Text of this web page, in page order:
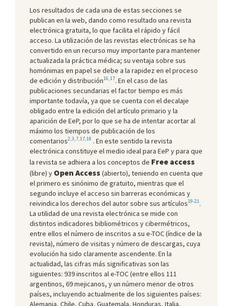
Los resultados de cada una de estas secciones se
publican en la web, dando como resultado una revista
electrónica gratuita, lo que facilita el rápido y fácil
acceso. La utilización de las revistas electrónicas se ha
convertido en un recurso muy importante para mantener
actualizada la práctica médica; su ventaja sobre sus
homónimas en papel se debe a la rapidez en el proceso
de edición y distribución16,17. En el caso de las
publicaciones secundarias el factor tiempo es más
importante todavía, ya que se cuenta con el decalaje
obligado entre la edición del artículo primario y la
aparición de EeP, por lo que se ha de intentar acortar al
máximo los tiempos de publicación de los
comentarios2,3,7,17,18 . En este sentido la revista
electrónica constituye el medio ideal para EeP y para que
la revista se adhiera a los conceptos de Free access
(libre) y Open Access (abierto), teniendo en cuenta que
el primero es sinónimo de gratuito, mientras que el
segundo incluye el acceso sin barreras económicas y
reivindica los derechos del autor sobre sus artículos19-21.
La utilidad de una revista electrónica se mide con
distintos indicadores bibliométricos y cibermétricos,
entre ellos el número de inscritos a su e-TOC (índice de la
revista), número de visitas y número de descargas, cuya
evolución ha sido claramente ascendente. En la
actualidad, las cifras más significativas son las
siguientes: 939 inscritos al e-TOC (entre ellos 111
argentinos, 69 mejicanos, y un número menor de otros
países, incluyendo actualmente de los siguientes países:
Alemania, Chile, Cuba, Guatemala, Honduras, Italia,